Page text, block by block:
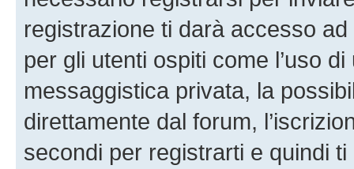
registrazione ti darà accesso
per gli utenti ospiti come l’uso
messaggistica privata, la
direttamente dal forum,
secondi per registrarti e quindi